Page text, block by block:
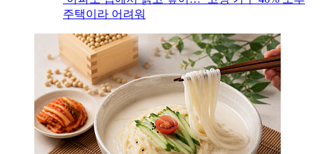
주택이라 어려워